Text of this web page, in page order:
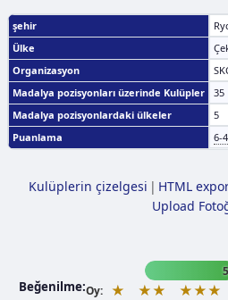
şehir
Ülke
Organizasyon
Madalya pozisyonları üzerinde Kulüpler
35
Madalya pozisyonlardaki ülkeler
5
Puanlama
6-
Kulüplerin çizelgesi | HTML
Upload
Beğenilme:Oy:
★ ★★ ★★★